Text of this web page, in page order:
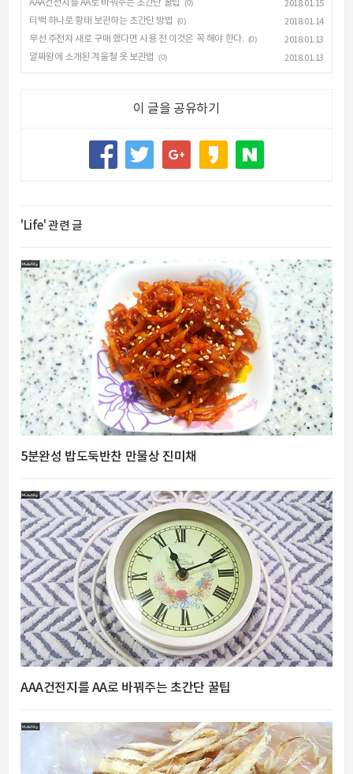
AAA건전지를 AA로 바꿔주는 초간단 꿀팁 (0)
2018.01.15
티백 하나로 황태 보관하는 초간단 방법
(0)
2018.01.14
무선 주전자 새로 구매 했다면 사용 전 이것은 꼭 해야 한다. (0)
2018.01.13
알짜왕에 소개된 겨울철 옷 보관법
(0) 2018.01.13
이 글을 공유하기
'Life' 관련 글
5분완성 밥도둑반찬 만물상 진미채
AAA건전지를 AA로 바꿔주는 초간단 꿀팁